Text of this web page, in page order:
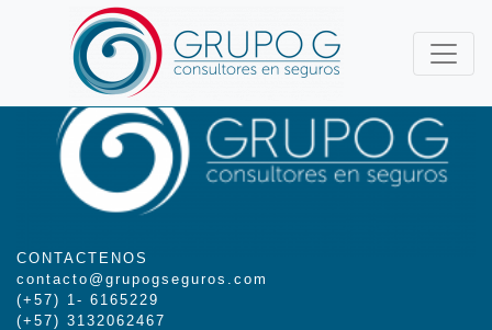
CONTACTENOS
contacto@grupogseguros.com
(+57) 1- 6165229
(+57) 3132062467